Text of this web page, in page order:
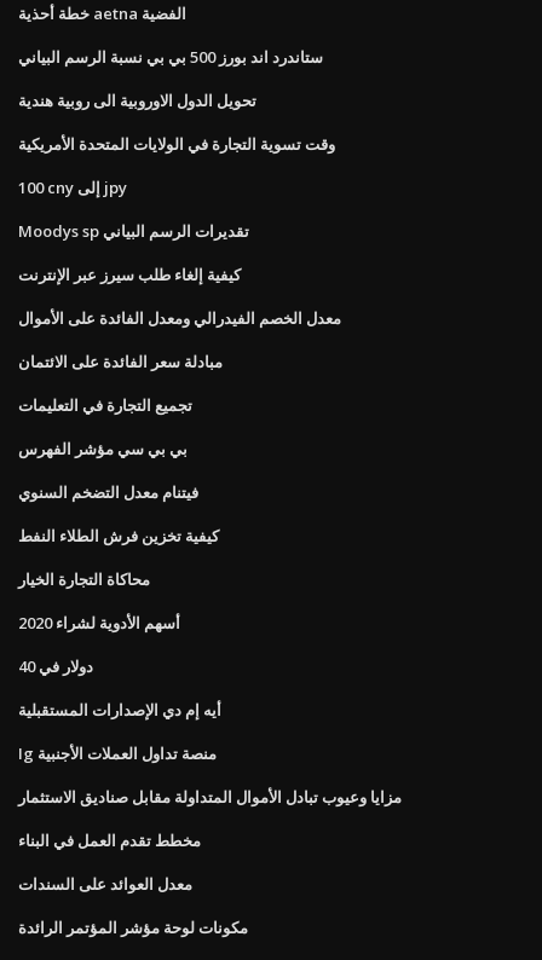
خطة أحذية aetna الفضية
ستاندرد اند بورز 500 بي بي نسبة الرسم البياني
تحويل الدول الاوروبية الى روبية هندية
وقت تسوية التجارة في الولايات المتحدة الأمريكية
100 cny إلى jpy
Moodys sp تقديرات الرسم البياني
كيفية إلغاء طلب سيرز عبر الإنترنت
معدل الخصم الفيدرالي ومعدل الفائدة على الأموال
مبادلة سعر الفائدة على الائتمان
تجميع التجارة في التعليمات
بي بي سي مؤشر الفهرس
فيتنام معدل التضخم السنوي
كيفية تخزين فرش الطلاء النفط
محاكاة التجارة الخيار
أسهم الأدوية لشراء 2020
40 دولار في
أيه إم دي الإصدارات المستقبلية
Ig منصة تداول العملات الأجنبية
مزايا وعيوب تبادل الأموال المتداولة مقابل صناديق الاستثمار
مخطط تقدم العمل في البناء
معدل العوائد على السندات
مكونات لوحة مؤشر المؤتمر الرائدة